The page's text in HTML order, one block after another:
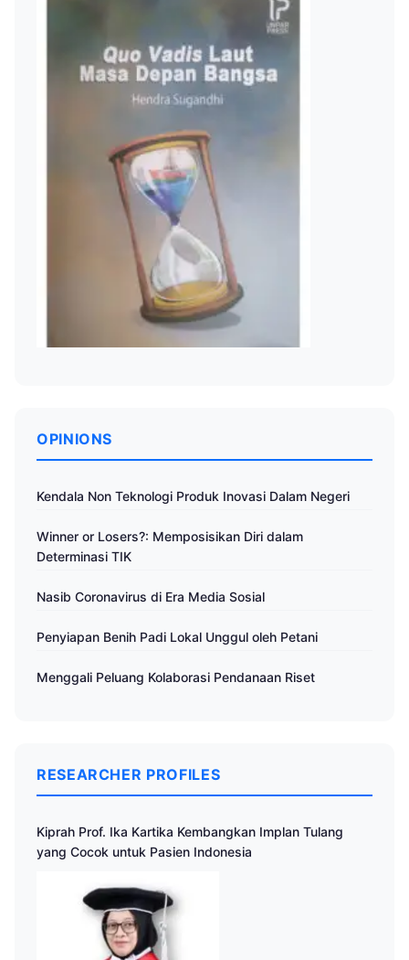
OPINIONS
Kendala Non Teknologi Produk Inovasi Dalam Negeri
Winner or Losers?: Memposisikan Diri dalam
Determinasi TIK
Nasib Coronavirus di Era Media Sosial
Penyiapan Benih Padi Lokal Unggul oleh Petani
Menggali Peluang Kolaborasi Pendanaan Riset
RESEARCHER PROFILES
Kiprah Prof. Ika Kartika Kembangkan Implan Tulang
yang Cocok untuk Pasien Indonesia